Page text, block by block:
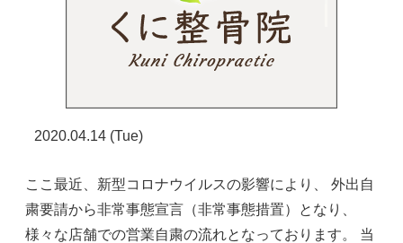
2020.04.14 (Tue)
ここ最近、新型コロナウイルスの影響により、 外出自
粛要請から非常事態宣言（非常事態措置）となり、
様々な店舗での営業自粛の流れとなっております。 当